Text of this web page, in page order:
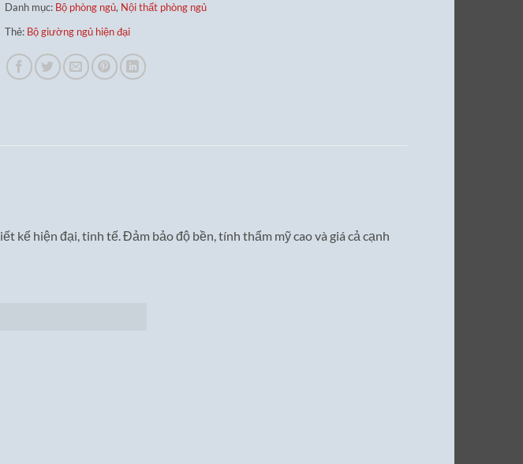
Danh mục: Bộ phòng ngủ, Nội thất phòng ngủ
Thẻ: Bộ giường ngủ hiện đại
kế hiện đại, tinh tế. Đảm bảo độ bền, tính thẩm mỹ cao và giá cả cạnh